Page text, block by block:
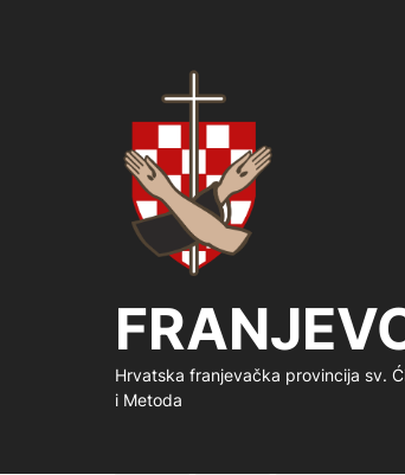
Hrvatska franjevačka provincija sv.
i Metoda